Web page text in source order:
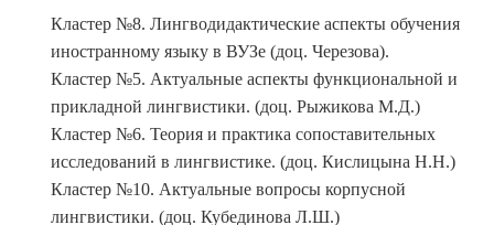
Кластер №8. Лингводидактические аспекты обучения
иностранному языку в ВУЗе (доц. Черезова).
Кластер №5. Актуальные аспекты функциональной и
прикладной лингвистики. (доц. Рыжикова М.Д.)
Кластер №6. Теория и практика сопоставительных
исследований в лингвистике. (доц. Кислицына Н.Н.)
Кластер №10. Актуальные вопросы корпусной
лингвистики. (доц. Кубединова Л.Ш.)